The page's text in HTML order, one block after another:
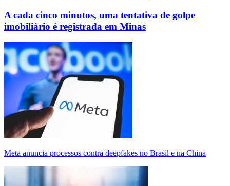
A cada cinco minutos, uma tentativa de golpe
imobiliário é registrada em Minas
Meta anuncia processos contra deepfakes no Brasil e na China